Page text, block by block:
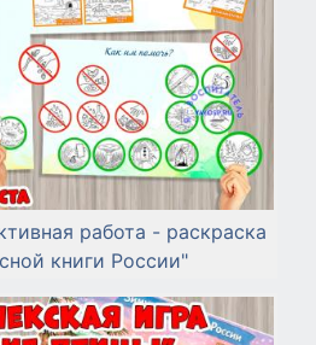
работа - раскраска
книги России"